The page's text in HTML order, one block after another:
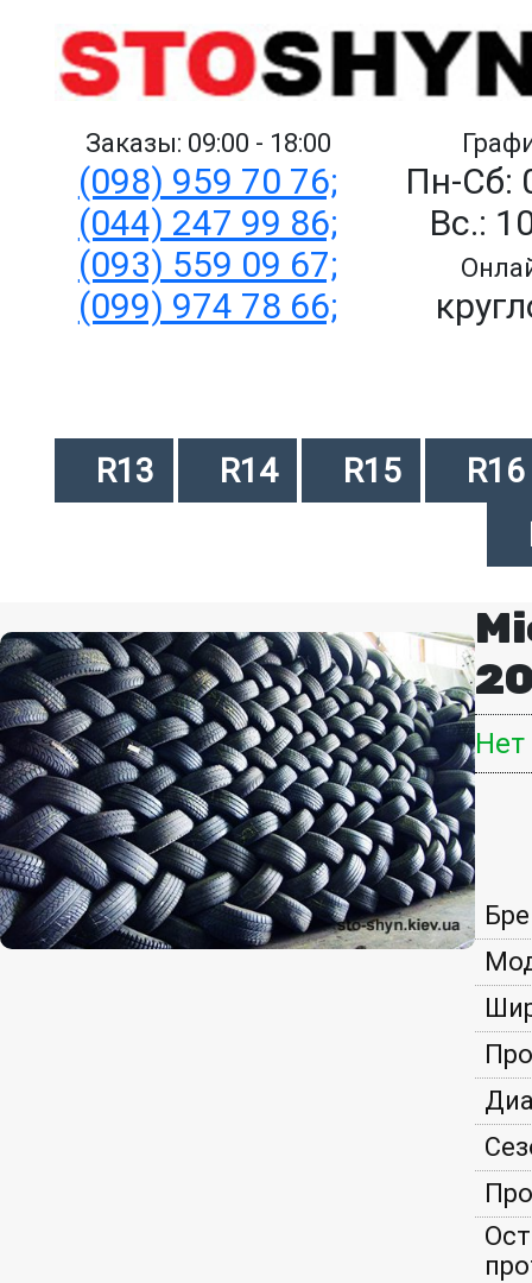
Заказы: 09:00 - 18:00
(098) 959 70 76;
(044) 247 99 86;
(093) 559 09 67;
(099) 974 78 66;
Пн-Сб:
Вс.:
R13 R14 R15
R16